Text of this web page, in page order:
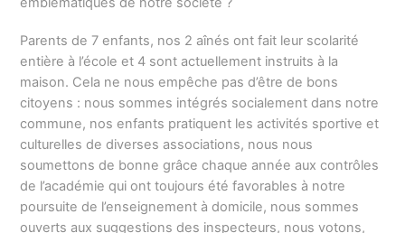
Parents de 7 enfants, nos 2 aînés ont fait leur scolarité
entière à l’école et 4 sont actuellement instruits à la
maison. Cela ne nous empêche pas d’être de bons
citoyens : nous sommes intégrés socialement dans notre
commune, nos enfants pratiquent les activités sportive et
culturelles de diverses associations, nous nous
soumettons de bonne grâce chaque année aux contrôles
de l’académie qui ont toujours été favorables à notre
poursuite de l’enseignement à domicile, nous sommes
ouverts aux suggestions des inspecteurs, nous votons,